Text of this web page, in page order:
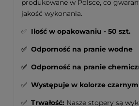
produkowane w Polsce, co
jakość wykonania.
✅ Ilość w opakowaniu - 50 szt.
✅ Odporność na pranie wodne
✅ Odporność na pranie
✅ Występuje w kolorze czarnym
✅ Trwałość: Nasze stopery są